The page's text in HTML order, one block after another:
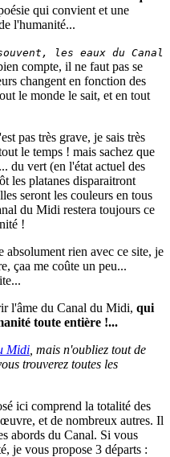
qui convient et une
l'humanité...
les eaux du Canal
compte, il ne faut pas se
changent en fonction des
le monde le sait, et en tout
pas très grave, je sais très
le temps ! mais sachez que
du vert (en l'état actuel des
les platanes disparaitront
seront les couleurs en tous
du Midi restera toujours ce
!
rien avec ce site, je
çaa me coûte un peu...
l'âme du Canal du Midi, qui
toute entière !...
Midi , mais n'oubliez tout de
trouverez toutes les
ici comprend la totalité des
et de nombreux autres. Il
abords du Canal. Si vous
je vous propose 3 départs :